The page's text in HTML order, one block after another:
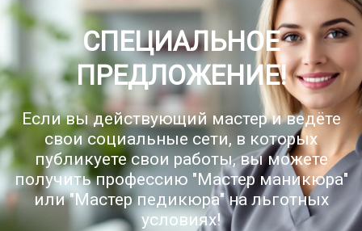
СПЕЦИАЛЬНОЕ
ПРЕДЛОЖЕНИЕ!
Если вы действующий мастер и ведёте
свои социальные сети, в которых
публикуете свои работы, вы можете
получить профессию "Мастер маникюра"
или "Мастер педикюра" на льготных
условиях!